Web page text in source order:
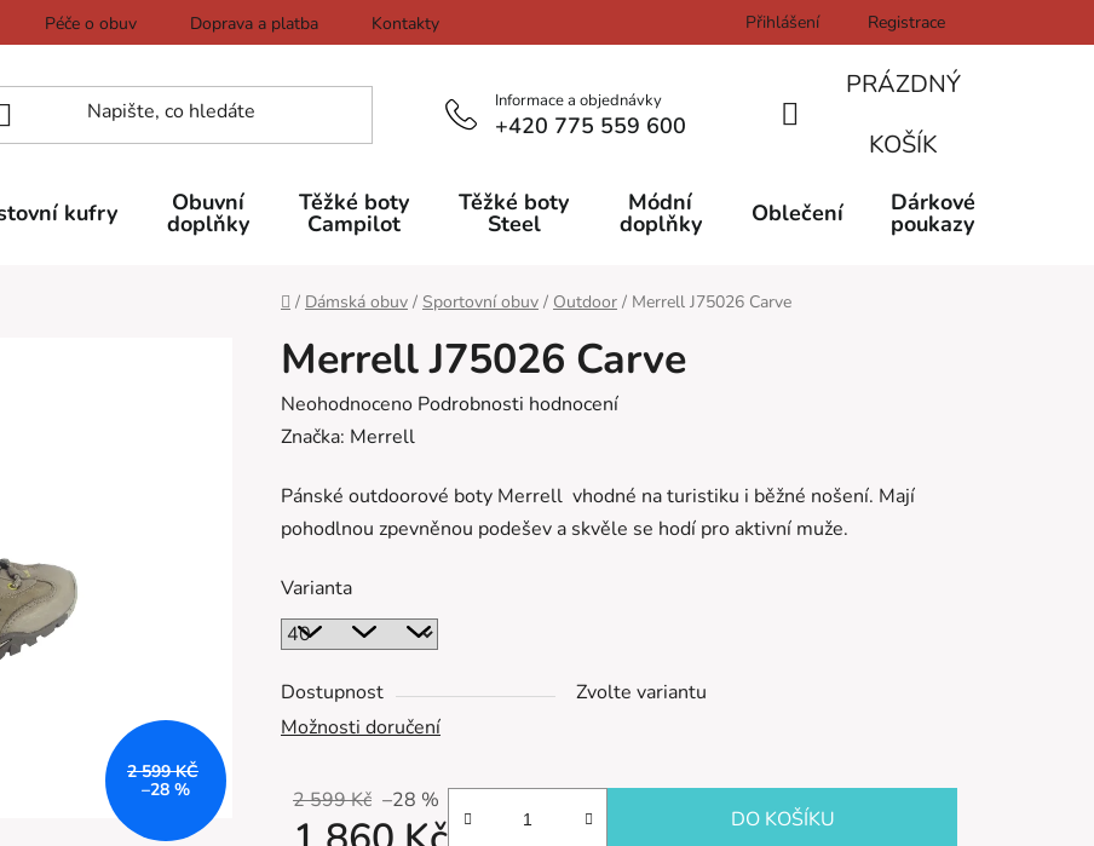
Péče o obuv Doprava a platba Kontakty Přihlášení Registrace
Informace a objednávky
+420 775 559 600
NÁKUPNÍ
KOŠÍK
PRÁZDNÝ
KOŠÍK
kufry Obuvní
doplňky
Těžké boty
Campilot
Těžké boty
Steel
Módní
doplňky Oblečení Dárkové
poukazy
Domů
/ Dámská obuv / Sportovní obuv / Outdoor / Merrell J75026 Carve
Merrell J75026 Carve
Průměrné
hodnocení
je
0,0
5
hvězdiček.
Neohodnoceno Podrobnosti hodnocení
Značka: Merrell
Pánské outdoorové boty Merrell vhodné na turistiku i běžné nošení. Mají
pohodlnou zpevněnou podešev a skvěle se hodí pro aktivní muže.
Varianta
Dostupnost
Zvolte variantu
Možnosti doručení
2 599 Kč –28 %
DO KOŠÍKU
2 599 KČ
–28 %